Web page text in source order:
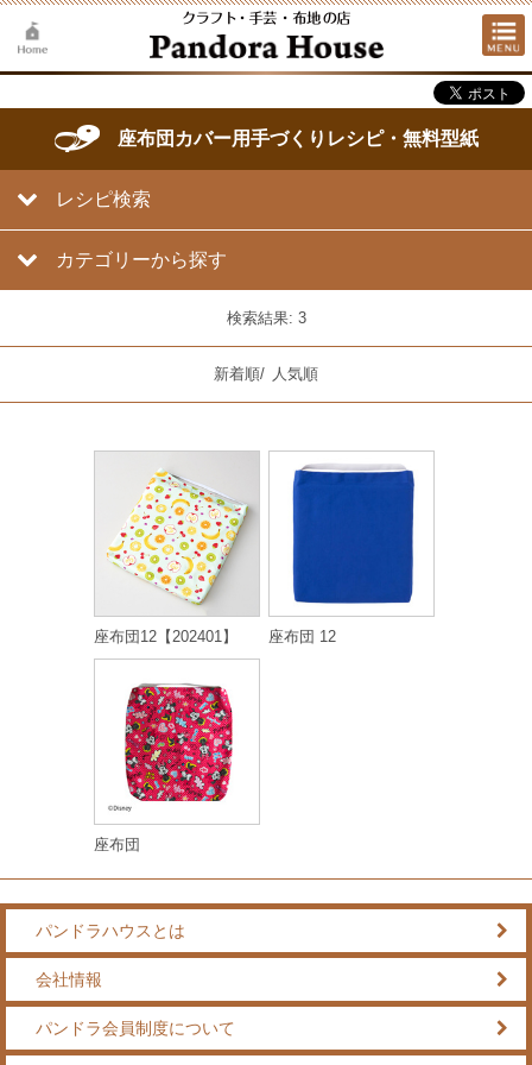
座布団カバー用手づくりレシピ・無料型紙
レシピ検索
カテゴリーから探す
検索結果: 3
新着順/ 人気順
座布団12【202401】 座布団 12
座布団
パンドラハウスとは
会社情報
パンドラ会員制度について